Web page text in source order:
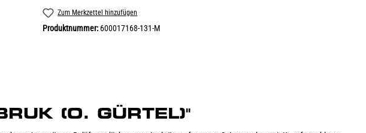
Zum Merkzettel hinzufügen
Produktnummer: 600017168-131-M
(O. GÜRTEL)"